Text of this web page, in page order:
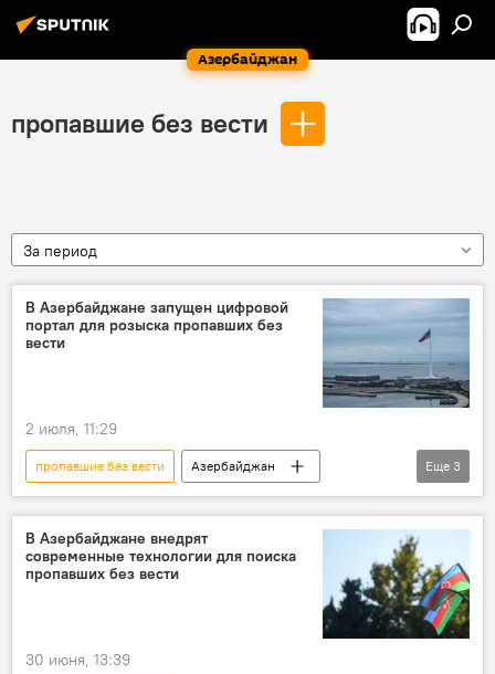
Азербайджан
пропавшие без вести
За период
В Азербайджане запущен цифровой
портал для розыска пропавших без
вести
2 июля, 11:29
пропавшие без вести
Азербайджан
Портал
Мониторинг Комитет
Еще 3
В Азербайджане внедрят
современные технологии для поиска
пропавших без вести
30 июня, 13:39